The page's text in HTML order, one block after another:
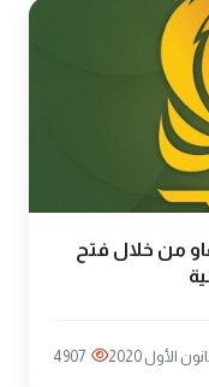
من خلال فتح
4907